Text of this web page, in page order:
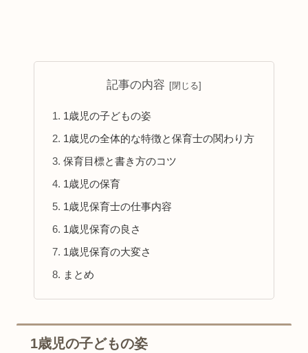
記事の内容
1歳児の子どもの姿
1歳児の全体的な特徴と保育士の関わり方
保育目標と書き方のコツ
1歳児の保育
1歳児保育士の仕事内容
1歳児保育の良さ
1歳児保育の大変さ
まとめ
1歳児の子どもの姿